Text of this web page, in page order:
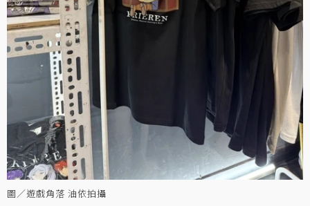
圖／遊戲角落 油依拍攝